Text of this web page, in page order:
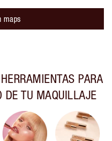
maps
PARA
DE TU MAQUILLAJE